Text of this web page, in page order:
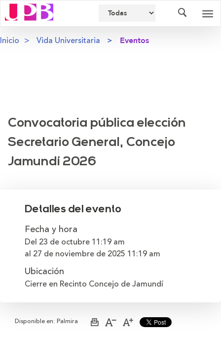
Inicio Vida Universitaria Eventos
Convocatoria pública elección
Secretario General, Concejo
Jamundí 2026
Detalles del evento
Fecha y hora
Del 23 de octubre 11:19 am
al 27 de noviembre de 2025 11:19 am
Ubicación
Cierre en Recinto Concejo de Jamundí
Disponible en: Palmira
ImprimirAumentarDisminuir